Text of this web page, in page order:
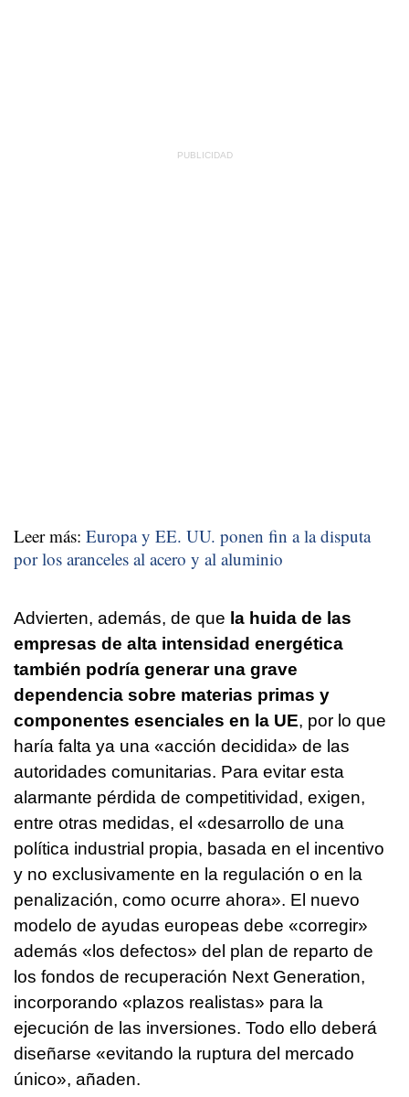
Leer más: Europa y EE. UU. ponen fin a la disputa
por los aranceles al acero y al aluminio
Advierten, además, de que la huida de las
empresas de alta intensidad energética
también podría generar una grave
dependencia sobre materias primas y
componentes esenciales en la UE, por lo que
haría falta ya una «acción decidida» de las
autoridades comunitarias. Para evitar esta
alarmante pérdida de competitividad, exigen,
entre otras medidas, el «desarrollo de una
política industrial propia, basada en el incentivo
y no exclusivamente en la regulación o en la
penalización, como ocurre ahora». El nuevo
modelo de ayudas europeas debe «corregir»
además «los defectos» del plan de reparto de
los fondos de recuperación Next Generation,
incorporando «plazos realistas» para la
ejecución de las inversiones. Todo ello deberá
diseñarse «evitando la ruptura del mercado
único», añaden.